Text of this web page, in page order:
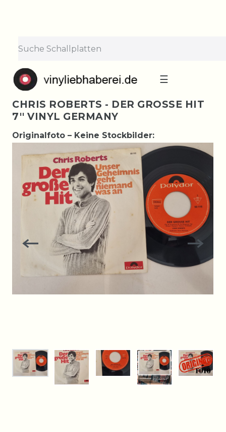
☰
CHRIS ROBERTS - DER GROSSE HIT
7'' VINYL GERMANY
Originalfoto – Keine Stockbilder: